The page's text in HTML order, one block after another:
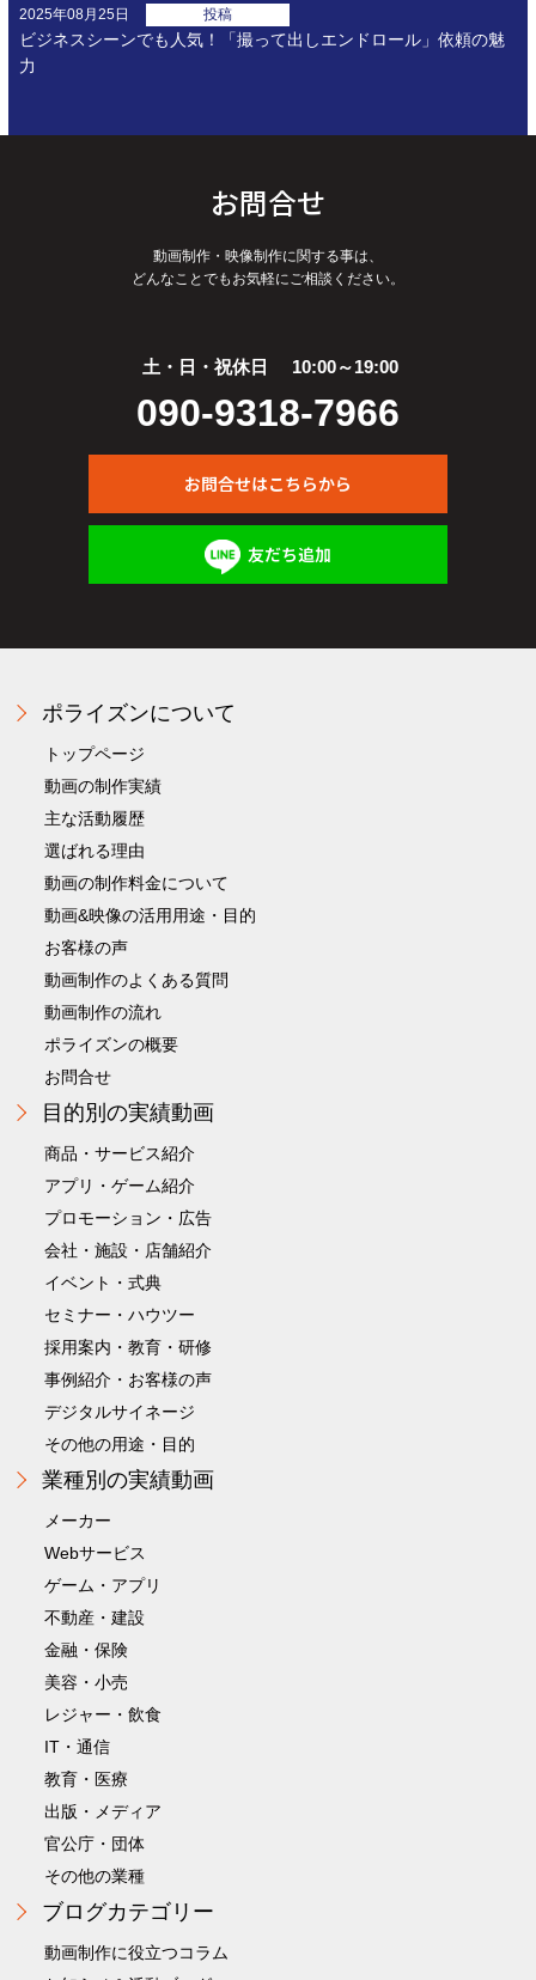
2025年08月25日 投稿
ビジネスシーンでも人気！「撮って出しエンドロール」依頼の魅
力
お問合せ
動画制作・映像制作に関する事は、
どんなことでもお気軽にご相談ください。
土・日・祝休日 10:00～19:00
090-9318-7966
お問合せはこちらから
友だち追加
ポライズンについて
トップページ
動画の制作実績
主な活動履歴
選ばれる理由
動画の制作料金について
動画&映像の活用用途・目的
お客様の声
動画制作のよくある質問
動画制作の流れ
ポライズンの概要
お問合せ
目的別の実績動画
商品・サービス紹介
アプリ・ゲーム紹介
プロモーション・広告
会社・施設・店舗紹介
イベント・式典
セミナー・ハウツー
採用案内・教育・研修
事例紹介・お客様の声
デジタルサイネージ
その他の用途・目的
業種別の実績動画
メーカー
Webサービス
ゲーム・アプリ
不動産・建設
金融・保険
美容・小売
レジャー・飲食
IT・通信
教育・医療
出版・メディア
官公庁・団体
その他の業種
ブログカテゴリー
動画制作に役立つコラム